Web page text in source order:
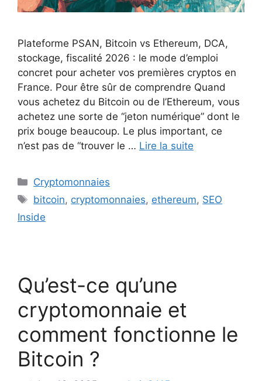
Plateforme PSAN, Bitcoin vs Ethereum, DCA,
stockage, fiscalité 2026 : le mode d’emploi
concret pour acheter vos premières cryptos en
France. Pour être sûr de comprendre Quand
vous achetez du Bitcoin ou de l’Ethereum, vous
achetez une sorte de “jeton numérique” dont le
prix bouge beaucoup. Le plus important, ce
n’est pas de “trouver le … Lire la suite
Catégories
Cryptomonnaies
Étiquettes
bitcoin, cryptomonnaies, ethereum, SEO
Inside
Qu’est-ce qu’une
cryptomonnaie et
comment fonctionne le
Bitcoin ?